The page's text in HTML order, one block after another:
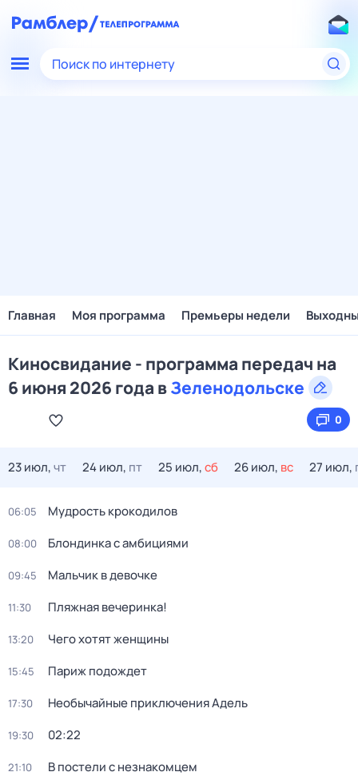
Поиск по интернету
Главная Моя программа Премьеры недели
Киносвидание - программа передач на
6 июня 2026 года вЗеленодольске
0
23 июл,чт 24 июл, пт 25 июл,сб 26 июл, вс 27 июл,
06:05 Мудрость крокодилов
08:00 Блондинка с амбициями
09:45 Мальчик в девочке
11:30 Пляжная вечеринка!
13:20 Чего хотят женщины
15:45 Париж подождет
17:30 Необычайные приключения Адель
19:30 02:22
21:10 В постели с незнакомцем